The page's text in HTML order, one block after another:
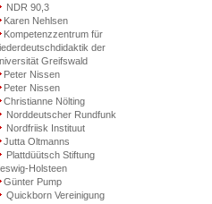
NDR 90,3
Karen Nehlsen
Kompetenzzentrum für
der
Greifswald
Peter Nissen
Peter Nissen
Christianne Nölting
Norddeutscher Rundfunk
Nordfriisk Instituut
Jutta Oltmanns
Plattdüütsch Stiftung
Holsteen
Günter Pump
Quickborn Vereinigung